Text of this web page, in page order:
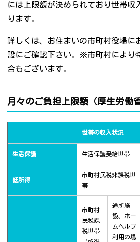
には上限額が決められており世帯収
ります。
詳しくは、お住まいの市町村役場に
設にご確認下さい。※市町村により
合もございます。
月々のご負担上限額（厚生労働
世帯の収入状況
生活保護 生活保護受給世帯
低所得
市町村民税非課税世
帯
市町村
民税課
税世帯
通所施
設、ホー
ムヘルプ
利用の場